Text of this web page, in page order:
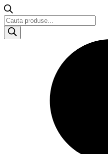
Products
search